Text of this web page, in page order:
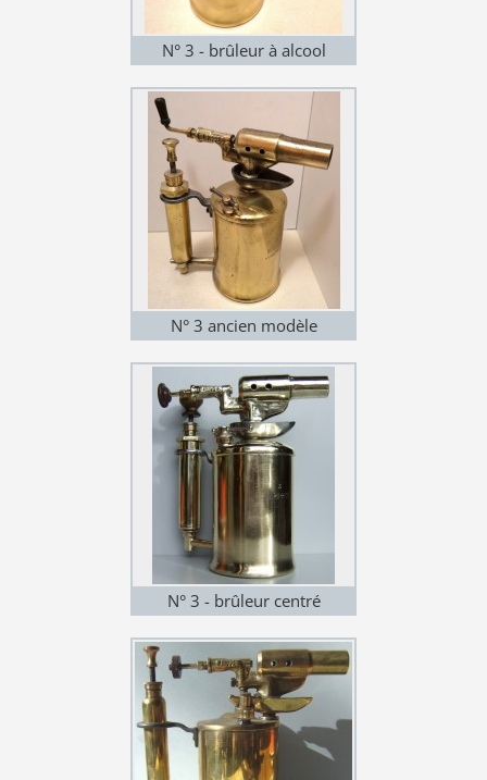
N° 3 - brûleur à alcool
N° 3 ancien modèle
N° 3 - brûleur centré